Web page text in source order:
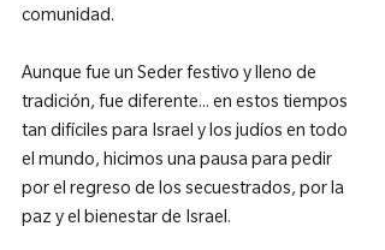
comunidad.
Aunque fue un Seder festivo y lleno de
tradición, fue diferente... en estos tiempos
tan difíciles para Israel y los judíos en todo
el mundo, hicimos una pausa para pedir
por el regreso de los secuestrados, por la
paz y el bienestar de Israel.